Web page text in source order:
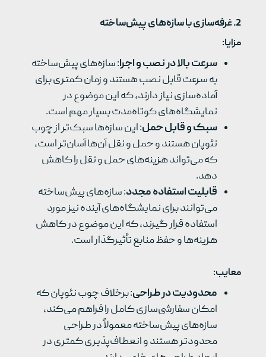
2. غرفه‌سازی با سازه‌های پیش‌ساخته
مزایا:
سرعت بالا در نصب و اجرا: سازه‌های پیش‌ساخته
به سرعت قابل نصب هستند و زمان کمتری برای
آماده‌سازی نیاز دارند، که این موضوع در
نمایشگاه‌های کوتاه‌مدت بسیار مهم است.
سبک و قابل حمل: این سازه‌ها سبک‌تر از چوب
نئوپان هستند و حمل و نقل آن‌ها آسان‌تر است،
که می‌تواند هزینه‌های حمل و نقل را کاهش
دهد.
قابلیت استفاده مجدد: سازه‌های پیش‌ساخته
می‌توانند برای نمایشگاه‌های آینده نیز مورد
استفاده قرار گیرند، که این موضوع در کاهش
هزینه‌ها و حفظ منابع تأثیرگذار است.
معایب:
محدودیت در طراحی: برخلاف چوب نئوپان که
امکان سفارشی‌سازی کامل را فراهم می‌کند،
سازه‌های پیش‌ساخته معمولاً در طراحی
محدودتر هستند و انعطاف‌پذیری کمتری در